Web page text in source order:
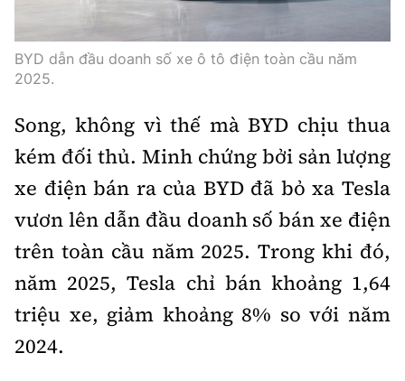
BYD dẫn đầu doanh số xe ô tô điện toàn cầu năm
2025.
Song, không vì thế mà BYD chịu thua
kém đối thủ. Minh chứng bởi sản lượng
xe điện bán ra của BYD đã bỏ xa Tesla
vươn lên dẫn đầu doanh số bán xe điện
trên toàn cầu năm 2025. Trong khi đó,
năm 2025, Tesla chỉ bán khoảng 1,64
triệu xe, giảm khoảng 8% so với năm
2024.